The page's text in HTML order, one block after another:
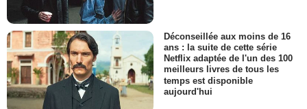
Déconseillée aux moins de 16
ans : la suite de cette série
Netflix adaptée de l'un des 100
meilleurs livres de tous les
temps est disponible
aujourd'hui